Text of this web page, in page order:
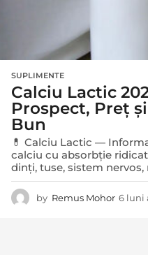
SUPLIMENTE
Calciu Lactic
Prospect, Preț
Bun
💊 Calciu Lactic —
calciu cu absorbție
dinți, tuse, sistem nervos,
by Remus Mohor 6 luni